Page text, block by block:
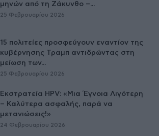
μηνών από τη Ζάκυνθο –...
25 Φεβρουαρίου 2026
15 πολιτείες προσφεύγουν εναντίον της
κυβέρνησης Τραμπ αντιδρώντας στη
μείωση των...
25 Φεβρουαρίου 2026
Εκστρατεία HPV: «Μια Έγνοια Λιγότερη
– Καλύτερα ασφαλής, παρά να
μετανιώσεις!»
24 Φεβρουαρίου 2026